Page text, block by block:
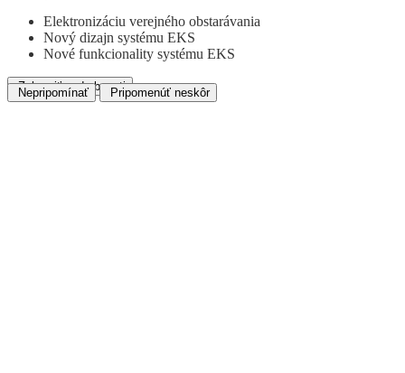
Elektronizáciu verejného obstarávania
Nový dizajn systému EKS
Nové funkcionality systému EKS
Zobraziť podrobnosti
Nepripomínať Pripomenúť neskôr